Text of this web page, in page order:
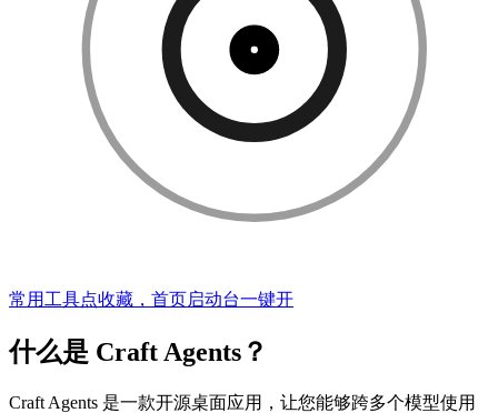
常用工具点收藏，首页启动台一键开
什么是 Craft Agents？
Craft Agents 是一款开源桌面应用，让您能够跨多个模型使用